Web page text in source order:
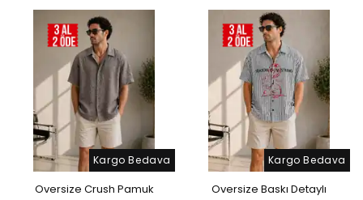
Kargo Bedava
Oversize Crush Pamuk
Kargo Bedava
Oversize Baskı Detaylı